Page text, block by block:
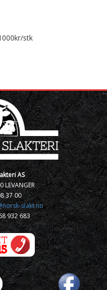
stk
AS
37 00
slakt.no
932 683